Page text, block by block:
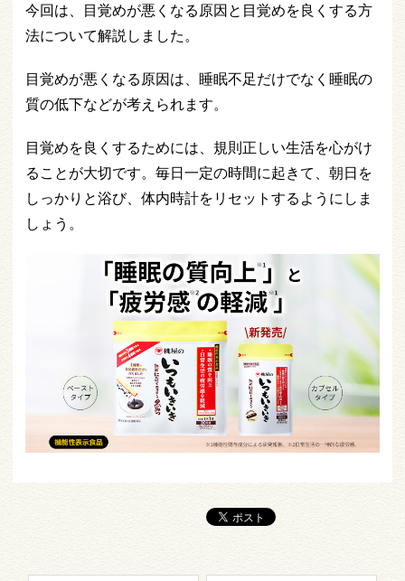
今回は、目覚めが悪くなる原因と目覚めを良くする方
法について解説しました。
目覚めが悪くなる原因は、睡眠不足だけでなく睡眠の
質の低下などが考えられます。
目覚めを良くするためには、規則正しい生活を心がけ
ることが大切です。毎日一定の時間に起きて、朝日を
しっかりと浴び、体内時計をリセットするようにしま
しょう。